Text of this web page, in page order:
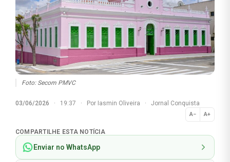
Foto: Secom PMVC
03/06/2026 · 19:37 · Por Iasmin Oliveira · Jornal Conquista
A− A+
Normal
COMPARTILHE ESTA NOTÍCIA
Enviar no WhatsApp